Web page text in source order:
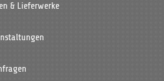
& Lieferwerke